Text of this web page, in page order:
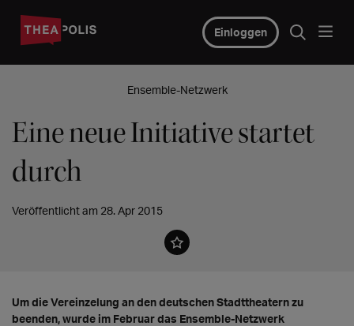
Einloggen
Ensemble-Netzwerk
Eine neue Initiative startet
durch
Veröffentlicht am 28. Apr 2015
Um die Vereinzelung an den deutschen Stadttheatern zu
beenden, wurde im Februar das Ensemble-Netzwerk